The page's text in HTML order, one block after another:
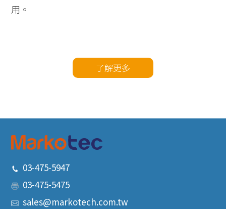
用。
了解更多
03-475-5947
03-475-5475
sales@markotech.com.tw